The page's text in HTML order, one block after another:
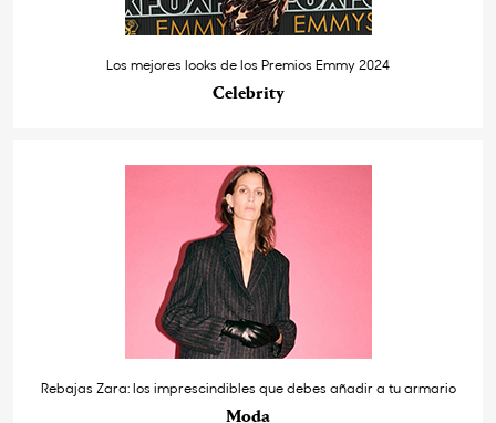
Los mejores looks de los Premios Emmy 2024
Celebrity
Rebajas Zara: los imprescindibles que debes añadir a tu armario
Moda